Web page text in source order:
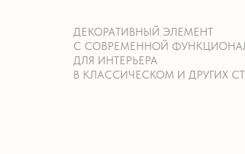
ДЕКОРАТИВНЫЙ ЭЛЕМЕНТ
С СОВРЕМЕННОЙ
ДЛЯ ИНТЕРЬЕРА
В КЛАССИЧЕСКОМ И ДРУГИХ